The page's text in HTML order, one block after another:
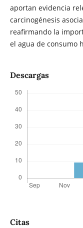
aportan evidencia
carcinogénesis
reafirmando la
el agua de consumo
Descargas
Citas